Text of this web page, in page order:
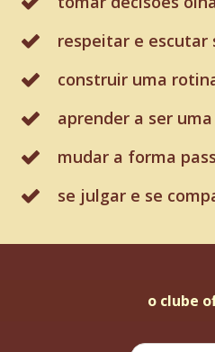
respeitar e escutar
construir uma
aprender a ser
mudar a forma
se julgar e se
o clube